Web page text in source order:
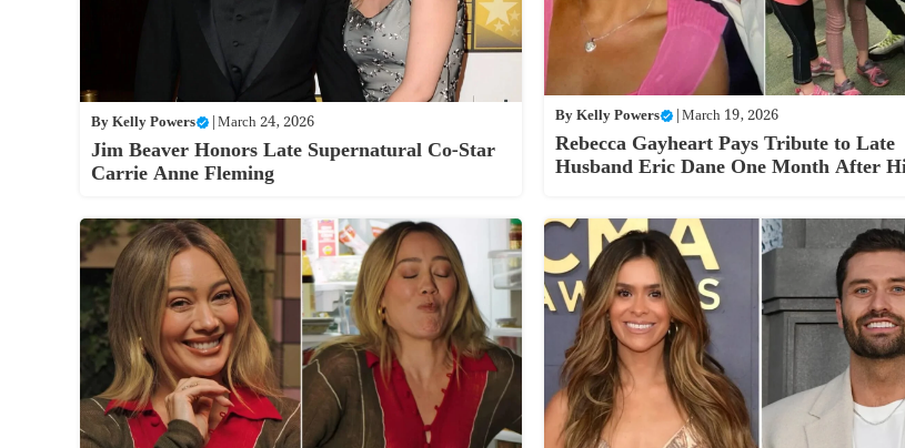
ByKelly Powers |March 24, 2026
Jim Beaver Honors Late Supernatural Co-Star
Carrie Anne Fleming
ByKelly Powers |March 19, 2026
Rebecca Gayheart Pays Tribute to Late
Husband Eric Dane One Month After